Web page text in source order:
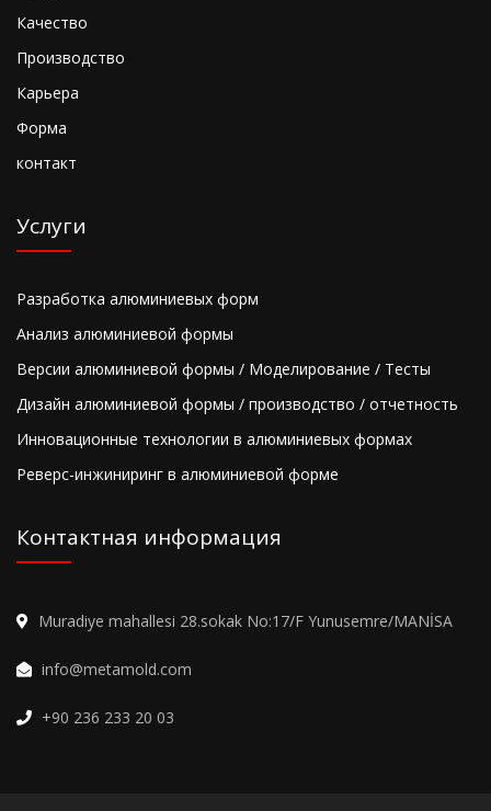
Качество
Производство
Карьера
Форма
контакт
Услуги
Разработка алюминиевых форм
Анализ алюминиевой формы
Версии алюминиевой формы / Моделирование / Тесты
Дизайн алюминиевой формы / производство / отчетность
Инновационные технологии в алюминиевых формах
Реверс-инжиниринг в алюминиевой форме
Контактная информация
Muradiye mahallesi 28.sokak No:17/F Yunusemre/MANİSA
info@metamold.com
+90 236 233 20 03